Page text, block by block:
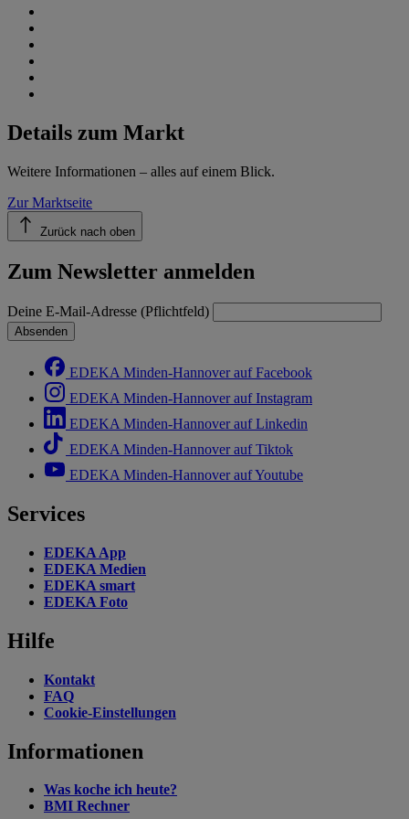
Details zum Markt
Weitere Informationen – alles auf einem Blick.
Zur Marktseite
Zurück nach oben
Zum Newsletter anmelden
Deine E-Mail-Adresse (Pflichtfeld)
Absenden
EDEKA Minden-Hannover auf Facebook
EDEKA Minden-Hannover auf Instagram
EDEKA Minden-Hannover auf Linkedin
EDEKA Minden-Hannover auf Tiktok
EDEKA Minden-Hannover auf Youtube
Services
EDEKA App
EDEKA Medien
EDEKA smart
EDEKA Foto
Hilfe
Kontakt
FAQ
Cookie-Einstellungen
Informationen
Was koche ich heute?
BMI Rechner